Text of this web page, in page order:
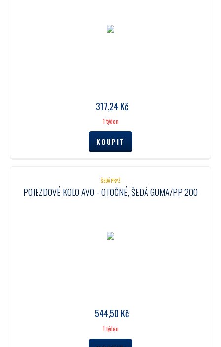
317,24Kč
1 týden
ŠEDÁ PRYŽ
POJEZDOVÉ KOLO AVO - OTOČNÉ, ŠEDÁ GUMA/PP 200
544,50 Kč
1 týden